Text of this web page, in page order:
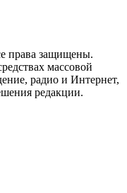
права защищены.
массовой
радио и Интернет,
редакции.